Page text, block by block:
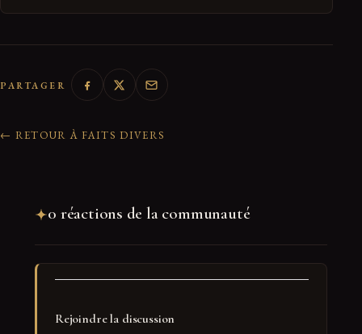
PARTAGER
← RETOUR À FAITS DIVERS
0 réactions de la communauté
Rejoindre la discussion